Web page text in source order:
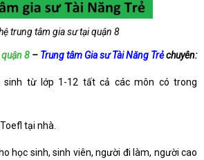
trung tâm gia sư tại quận 8
quận 8 – Trung tâm Gia sư Tài Năng Trẻchuyên:
sinh từ lớp 1-12 tất cả các môn có trong
tại nhà.
học sinh, sinh viên, người đi làm, người cao